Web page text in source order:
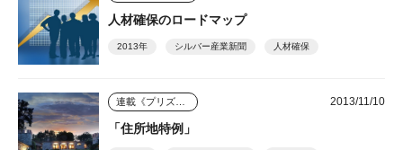
人材確保のロードマップ
2013年 シルバー産業新聞 人材確保
2013/11/10
「住所地特例」